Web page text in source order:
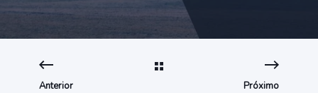
Anterior Próximo